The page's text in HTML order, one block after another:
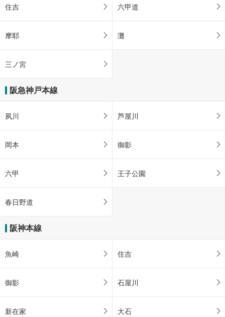
住吉 六甲道
摩耶 灘
三ノ宮
阪急神戸本線
夙川 芦屋川
岡本 御影
六甲 王子公園
春日野道
阪神本線
魚崎 住吉
御影 石屋川
新在家 大石